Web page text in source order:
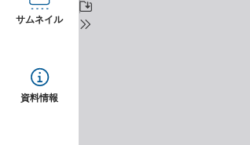
サムネイル
資料情報